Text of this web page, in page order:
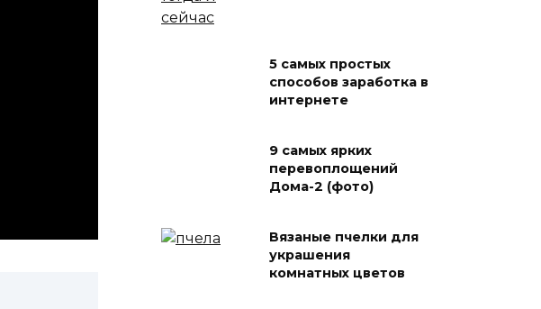
5 самых простых
способов заработка в
интернете
9 самых ярких
перевоплощений
Дома-2 (фото)
Вязаные пчелки для
украшения
комнатных цветов